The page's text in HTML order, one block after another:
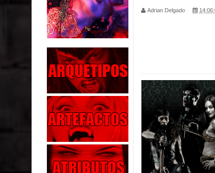
Parte 02: Los Muertos Gobiernan a los Vivos
Parte 01: Escondido a Plena Luz
Parte 02: El Enemigo de mi Enemigo
Parte 06: Coletazos
Parte 05: Los Horrores del Infierno
Parte 04: Oídos Sordos
Parte 03: La Traición
Parte 02: Vuelve el Hijo Prodigo
Adrian Delgado